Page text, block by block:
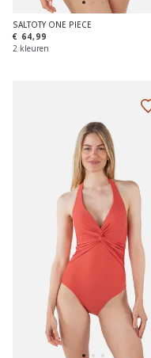
SALTOTY ONE PIECE
€ 64,99
2 kleuren